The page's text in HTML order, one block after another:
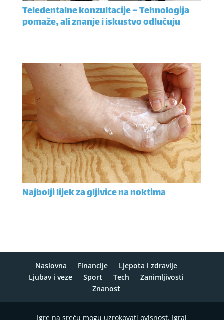
Teledentalne konzultacije – Tehnologija
pomaže, ali znanje i iskustvo odlučuju
Najbolji lijek za gljivice na noktima
Naslovna Financije
Ljepota i zdravlje
Ljubav i veze
Sport Tech
Zanimljivosti
Znanost
Igre na sreću mogu uzrokovati ovisnost. Igraj